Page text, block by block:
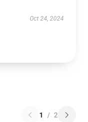
Oct 24, 2024
1 / 2